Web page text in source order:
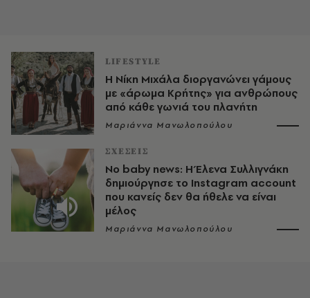
LIFESTYLE
Η Νίκη Μιχάλα διοργανώνει γάμους
με «άρωμα Κρήτης» για ανθρώπους
από κάθε γωνιά του πλανήτη
Μαριάννα Μανωλοπούλου
ΣΧΕΣΕΙΣ
No baby news: Η Έλενα Συλλιγνάκη
δημιούργησε το Instagram account
που κανείς δεν θα ήθελε να είναι
μέλος
Μαριάννα Μανωλοπούλου